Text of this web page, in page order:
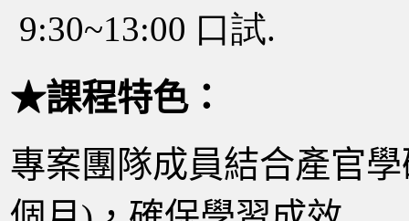
9:30~13:00 口試.
★課程特色：
專案團隊成員結合產官